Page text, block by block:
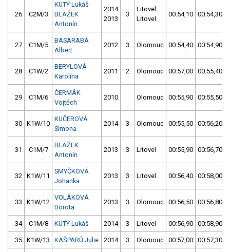
26 C2M/3
KUTÝ Lukáš
BLAŽEK
Antonín
2014
2013
3
Litovel
Litovel
00:54,10 00:54,30
27 C1M/5
BASARABA
Albert
2012 3 Olomouc 00:54,40 00:54,90
28 C1W/2
BERYLOVÁ
Karolína
2011 2 Olomouc 00:57,00 00:55,40
29 C1M/6
ČERMÁK
Vojtěch
2010 Olomouc 00:55,90 00:55,50
30 K1W/10
KUČEROVÁ
Simona
2014 3 Olomouc 00:55,50 00:56,20
31 C1M/7
BLAŽEK
Antonín
2013 3 Litovel 00:55,90 00:56,70
32 K1W/11
SMYČKOVÁ
Johanka
2013 3 Litovel 00:56,40 00:58,00
33 K1W/12
VOLÁKOVÁ
Dorota
2013 3 Olomouc 00:56,50 00:56,80
34 C1M/8 KUTÝ Lukáš 2014 3 Litovel 00:56,90 00:58,90
35 K1W/13 KAŠPARŮ Julie 2014 3 Olomouc 00:57,00 00:57,30